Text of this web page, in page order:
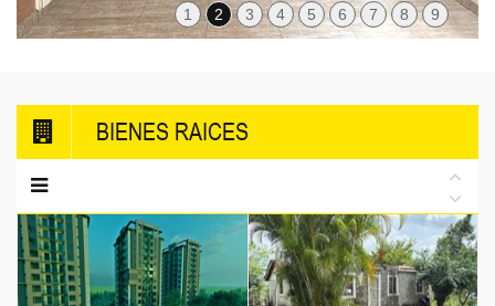
1 2 3 4 5 6 7 8 9
BIENES RAICES